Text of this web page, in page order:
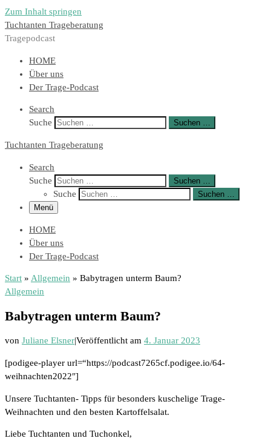
Zum Inhalt springen
Tuchtanten Trageberatung
Tragepodcast
HOME
Über uns
Der Trage-Podcast
Search
Suche
Suchen …
Tuchtanten Trageberatung
Search
Suche
Suchen …
Suche
Suchen …
Menü
HOME
Über uns
Der Trage-Podcast
Start » Allgemein » Babytragen unterm Baum?
Allgemein
Babytragen unterm Baum?
von Juliane Elsner|Veröffentlicht am 4. Januar 2023
[podigee-player url=“https://podcast7265cf.podigee.io/64-
weihnachten2022″]
Unsere Tuchtanten- Tipps für besonders kuschelige Trage-
Weihnachten und den besten Kartoffelsalat.
Liebe Tuchtanten und Tuchonkel,